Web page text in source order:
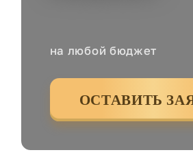
на любой бюджет
ОСТАВИТЬ